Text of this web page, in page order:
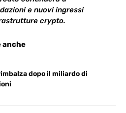
e nuovi ingressi
crypto.
anche
dopo il miliardo di